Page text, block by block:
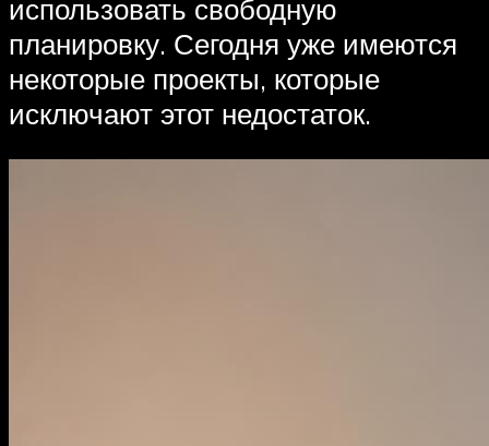
использовать свободную
планировку. Сегодня уже имеются
некоторые проекты, которые
исключают этот недостаток.